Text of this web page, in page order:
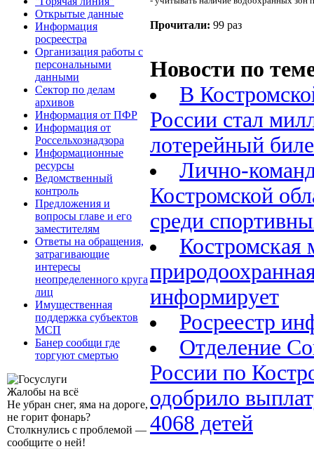
Открытые данные
Информация
росреестра
Организация работы с
персональными
данными
Сектор по делам
архивов
Информация от ПФР
Информация от
Россельхознадзора
Информационные
ресурсы
Ведомственный
контроль
Предложения и
вопросы главе и его
заместителям
Ответы на обращения,
затрагивающие
интересы
неопределенного круга
лиц
Имущественная
поддержка субъектов
МСП
Банер сообщи где
торгуют смертью
Жалобы на всё
Не убран снег, яма на дороге,
не горит фонарь?
Столкнулись с проблемой —
сообщите о ней!
Прочитали: 99 раз
Новости по
В
России стал
лотерейный
Лично-
Костромской
среди
Костромская
информирует
Росреестр
Отделение
России по
одобрило
4068 детей